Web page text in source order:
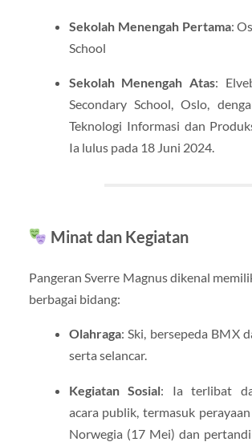
Sekolah Menengah Pertama:
School
Sekolah Menengah Atas:
Secondary School, Oslo,
Teknologi Informasi dan
Ia lulus pada 18 Juni 2024.
Minat dan Kegiatan
Pangeran Sverre Magnus dikenal
berbagai bidang:
Olahraga: Ski, bersepeda BMX
serta selancar.
Kegiatan Sosial: Ia terlibat
acara publik, termasuk
Norwegia (17 Mei) dan